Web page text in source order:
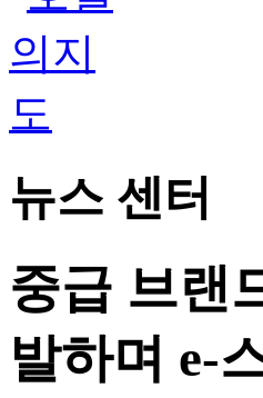
뉴스 센터
중급 브랜
발하며 e-